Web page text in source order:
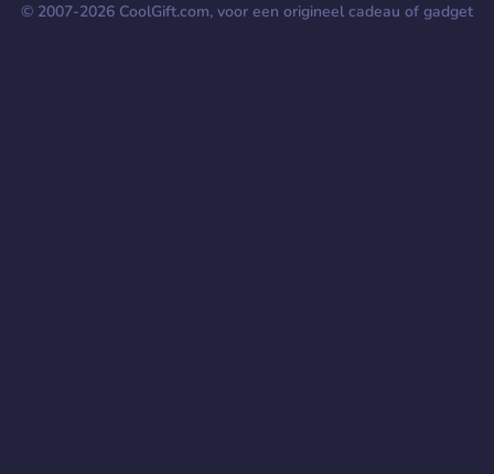
© 2007-2026 CoolGift.com, voor een origineel cadeau of gadget